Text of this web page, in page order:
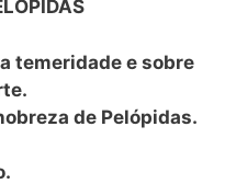
temeridade e sobre
de Pelópidas.